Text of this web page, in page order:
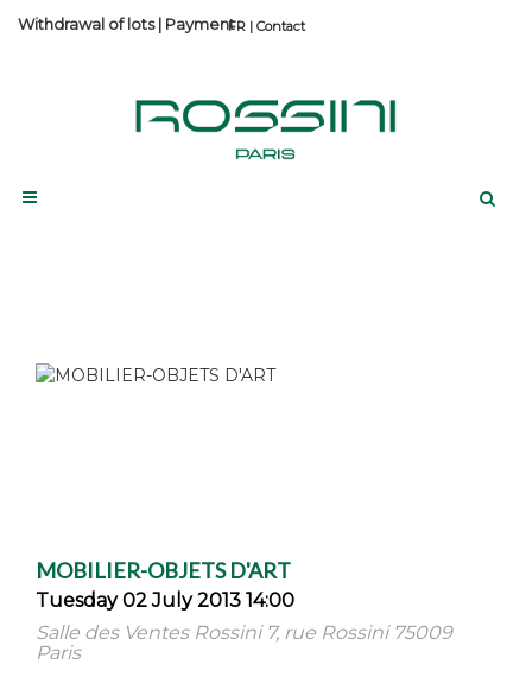
Contact
Withdrawal of lots| Payment
MOBILIER-OBJETS D'ART
Tuesday 02 July 2013 14:00
Salle des Ventes Rossini 7, rue Rossini 75009
Paris